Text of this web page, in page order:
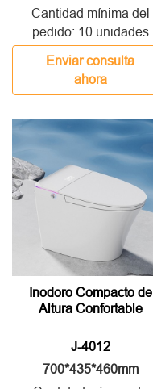
Cantidad mínima del
pedido: 10 unidades
Enviar consulta
ahora
Inodoro Compacto de
Altura Confortable
J-4012
700*435*460mm